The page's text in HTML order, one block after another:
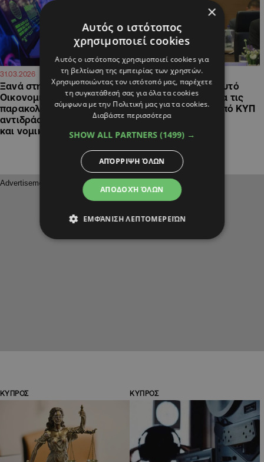
31.03.2026 20:49
Ξανά στην Επιτροπή
Οικονομικών οι
παρακολουθήσεις,
αντιδράσεις από κόμματα
και νομικούς
30.03.2026 12:03
Ο Φυτιρής εξηγεί: Αυτό
είναι το σκεπτικό για τις
παρακολουθήσεις από ΚΥΠ
και Αστυνομία
ΚΥΠΡΟΣ ΚΥΠΡΟΣ
×
Αυτός ο ιστότοπος
χρησιμοποιεί cookies
Αυτός ο ιστότοπος χρησιμοποιεί cookies για
τη βελτίωση της εμπειρίας των χρηστών.
Χρησιμοποιώντας τον ιστότοπό μας, παρέχετε
τη συγκατάθεσή σας για όλα τα cookies
σύμφωνα με την Πολιτική μας για τα cookies.
Διαβάστε περισσότερα
SHOW ALL PARTNERS (1499) →
ΑΠΟΔΟΧΉ ΌΛΩΝ
ΑΠΌΡΡΙΨΗ ΌΛΩΝ
ΕΜΦΆΝΙΣΗ ΛΕΠΤΟΜΕΡΕΙΏΝ